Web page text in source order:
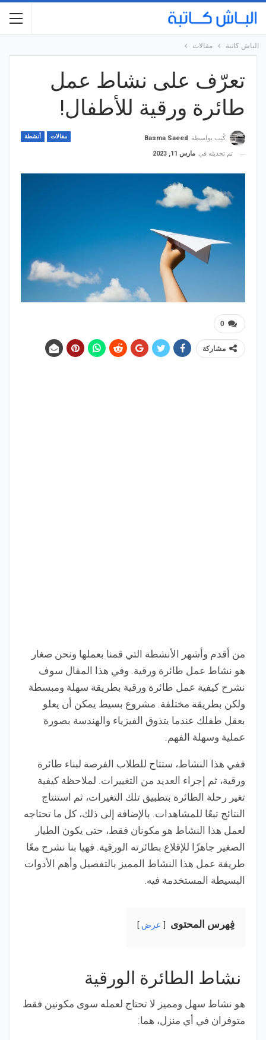
الباش كاتبة مقالات
تعرّف على نشاط عمل
طائرة ورقية للأطفال!
مقالات أنشطة كُتِب بواسطة
Basma Saeed
تم تحديثه في مارس 11, 2023
0
مشاركة
من أقدم وأشهر الأنشطة التي قمنا بعملها ونحن صغار
هو نشاط عمل طائرة ورقية. وفي هذا المقال سوف
نشرح كيفية عمل طائرة ورقية بطريقة سهلة ومبسطة
ولكن بطريقة مختلفة. مشروع بسيط يمكن أن يعلو
بعقل طفلك عندما يتذوق الفيزياء والهندسة بصورة
عملية وسهلة الفهم.
ففي هذا النشاط، ستتاح للطلاب الفرصة لبناء طائرة
ورقية، ثم إجراء العديد من التغييرات. لملاحظة كيفية
تغير رحلة الطائرة بتطبيق تلك التغيرات، ثم استنتاج
النتائج تبعًا للمشاهدات. بالإضافة إلى ذلك، كل ما تحتاجه
لعمل هذا النشاط هو مكونان فقط، حتى يكون الطيار
الصغير جاهزًا للإقلاع بطائرته الورقية. فهيا بنا نشرح معًا
طريقة عمل هذا النشاط المميز بالتفصيل وأهم الأدوات
البسيطة المستخدمة فيه.
فِهرس المحتوى عرض
نشاط الطائرة الورقية
هو نشاط سهل ومميز لا تحتاج لعمله سوى مكونين فقط
متوفران في أي منزل، هما: